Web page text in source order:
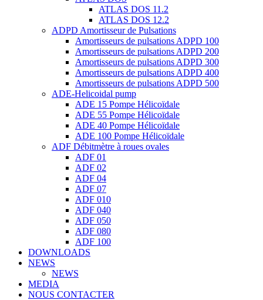
ATLAS DOS 11.2
ATLAS DOS 12.2
ADPD Amortisseur de Pulsations
Amortisseurs de pulsations ADPD 100
Amortisseurs de pulsations ADPD 200
Amortisseurs de pulsations ADPD 300
Amortisseurs de pulsations ADPD 400
Amortisseurs de pulsations ADPD 500
ADE-Helicoidal pump
ADE 15 Pompe Ηélicoïdale
ADE 55 Pompe Ηélicoïdale
ADE 40 Pompe Ηélicoïdale
ADE 100 Pompe Ηélicoïdale
ADF Débitmètre à roues ovales
ADF 01
ADF 02
ADF 04
ADF 07
ADF 010
ADF 040
ADF 050
ADF 080
ADF 100
DOWNLOADS
NEWS
NEWS
MEDIA
NOUS CONTACTER